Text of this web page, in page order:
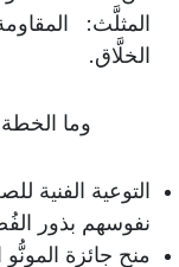
المثلَّث:
الخلَّاق.
وما
التوعية الفنية
نفوسهم بذور
منح جائزة